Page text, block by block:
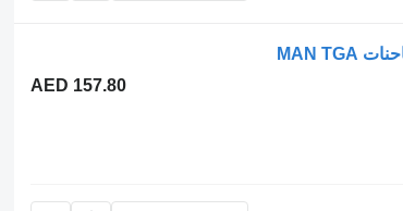
AED 157.80